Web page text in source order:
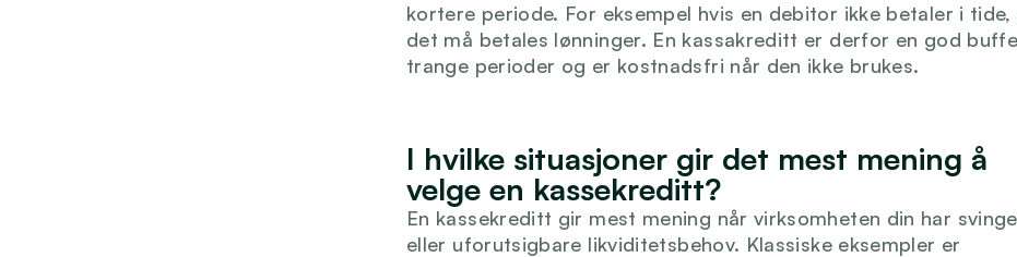
kortere periode. For eksempel hvis en debitor ikke betaler i tide,
det må betales lønninger. En kassakreditt er derfor en god
trange perioder og er kostnadsfri når den ikke brukes.
I hvilke situasjoner gir det mest mening å
velge en kassekreditt?
En kassekreditt gir mest mening når virksomheten din har
eller uforutsigbare likviditetsbehov. Klassiske eksempler er